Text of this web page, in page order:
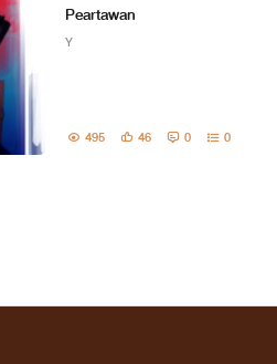
Peartawan
Y
495 46 0 0